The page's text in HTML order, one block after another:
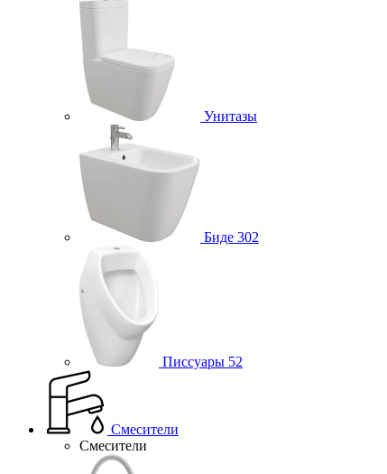
Унитазы
Биде 302
Писсуары 52
Смесители
Смесители